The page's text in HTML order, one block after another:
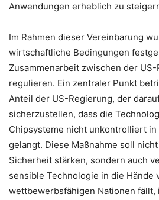
Anwendungen erheblich zu
Im Rahmen dieser Vereinbarung
wirtschaftliche Bedingungen
Zusammenarbeit zwischen der
regulieren. Ein zentraler Punkt
Anteil der US-Regierung, der
sicherzustellen, dass die
Chipsysteme nicht unkontrolliert in
gelangt. Diese Maßnahme soll
Sicherheit stärken, sondern auch
sensible Technologie in die Hände
wettbewerbsfähigen Nationen fällt,